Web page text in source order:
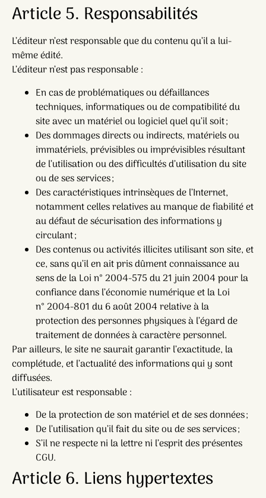
Article 5. Responsabilités
L’éditeur n’est responsable que du contenu qu’il a lui-
même édité.
L’éditeur n’est pas responsable :
En cas de problématiques ou défaillances
techniques, informatiques ou de compatibilité du
site avec un matériel ou logiciel quel qu’il soit ;
Des dommages directs ou indirects, matériels ou
immatériels, prévisibles ou imprévisibles résultant
de l’utilisation ou des difficultés d’utilisation du site
ou de ses services ;
Des caractéristiques intrinsèques de l’Internet,
notamment celles relatives au manque de fiabilité et
au défaut de sécurisation des informations y
circulant ;
Des contenus ou activités illicites utilisant son site, et
ce, sans qu’il en ait pris dûment connaissance au
sens de la Loi n° 2004-575 du 21 juin 2004 pour la
confiance dans l’économie numérique et la Loi
n° 2004-801 du 6 août 2004 relative à la
protection des personnes physiques à l’égard de
traitement de données à caractère personnel.
Par ailleurs, le site ne saurait garantir l’exactitude, la
complétude, et l’actualité des informations qui y sont
diffusées.
L’utilisateur est responsable :
De la protection de son matériel et de ses données ;
De l’utilisation qu’il fait du site ou de ses services ;
S’il ne respecte ni la lettre ni l’esprit des présentes
CGU.
Article 6. Liens hypertextes